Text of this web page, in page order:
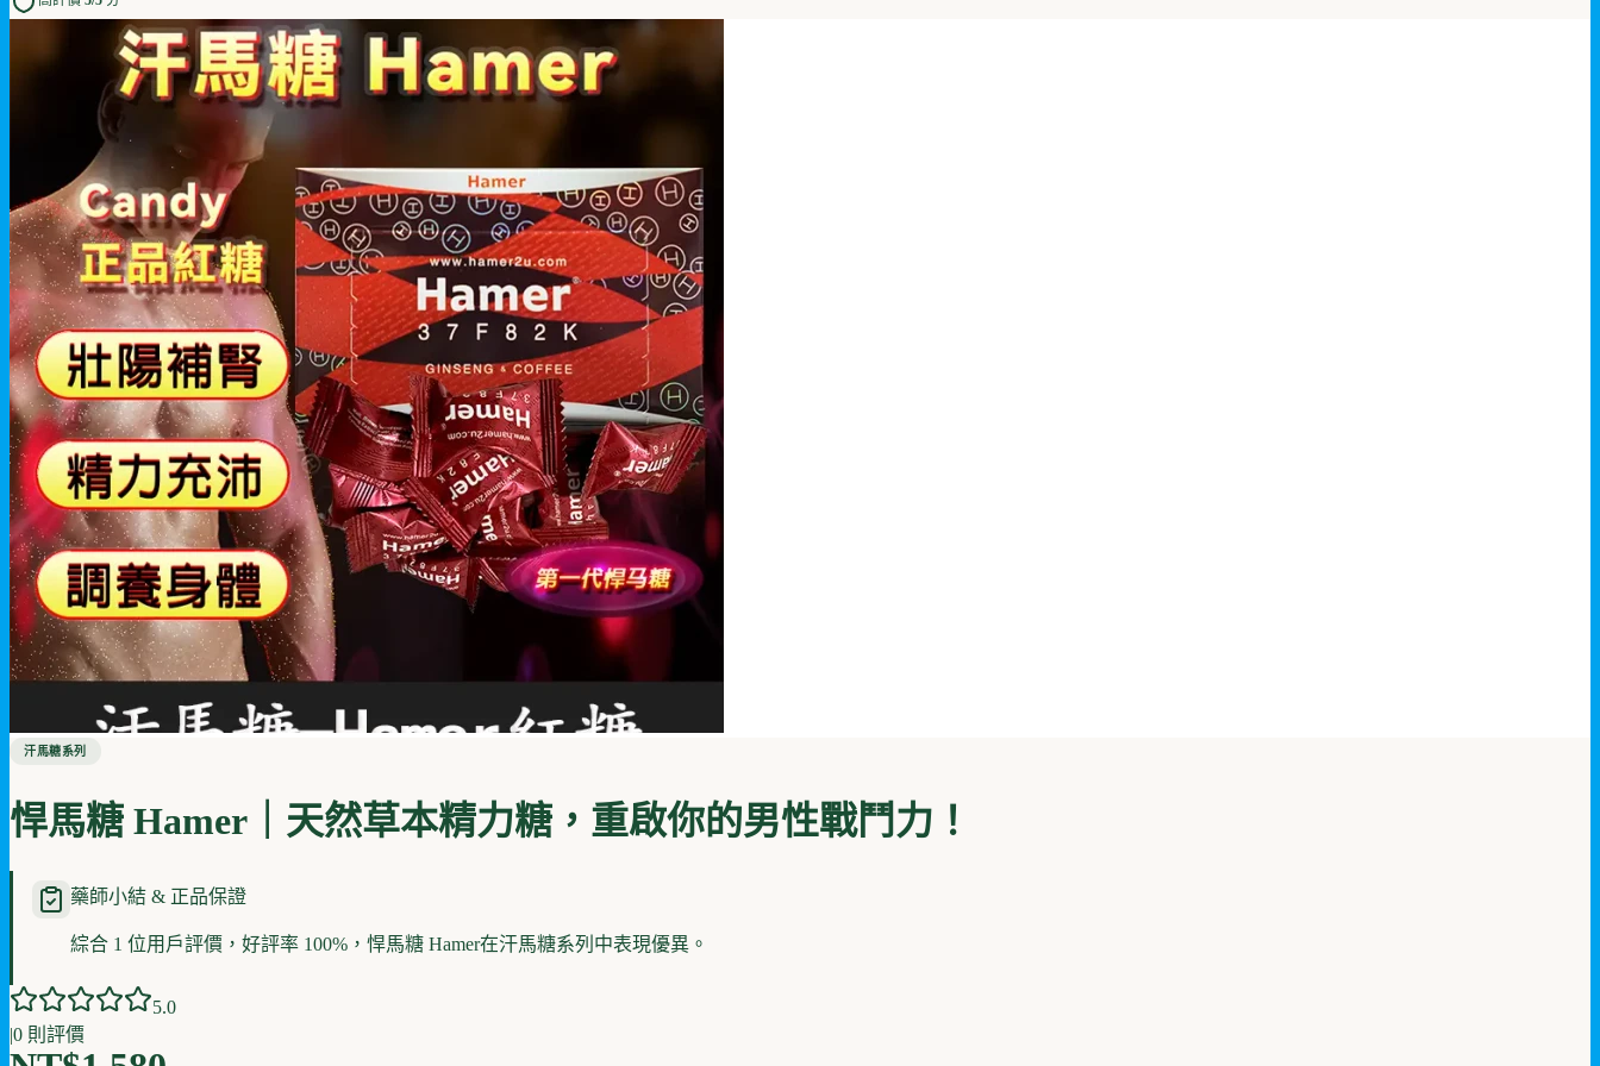
汗馬糖系列
悍馬糖 Hamer｜天然草本精力糖，重啟你的男性戰鬥力！
藥師小結 & 正品保證
綜合 1 位用戶評價，好評率 100%，悍馬糖 Hamer在汗馬糖系列中表現優異。
5.0
|0 則評價